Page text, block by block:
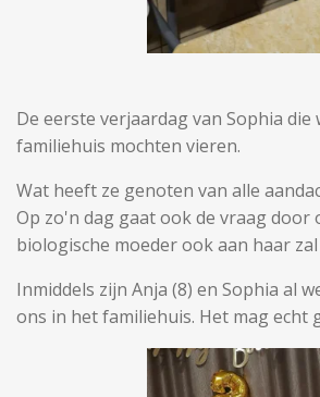
De eerste verjaardag van Sophia
familiehuis mochten vieren.
Wat heeft ze genoten van alle
Op zo'n dag gaat ook de vraag
biologische moeder ook aan haar
Inmiddels zijn Anja (8) en Sophia al
ons in het familiehuis. Het mag echt